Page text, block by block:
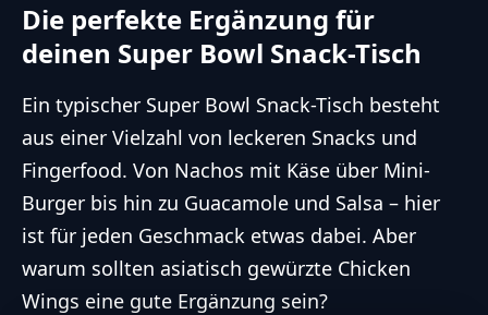
Die perfekte Ergänzung für
deinen Super Bowl Snack-Tisch
Ein typischer Super Bowl Snack-Tisch besteht
aus einer Vielzahl von leckeren Snacks und
Fingerfood. Von Nachos mit Käse über Mini-
Burger bis hin zu Guacamole und Salsa – hier
ist für jeden Geschmack etwas dabei. Aber
warum sollten asiatisch gewürzte Chicken
Wings eine gute Ergänzung sein?